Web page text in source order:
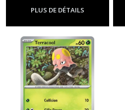
PLUS DE DÉTAILS